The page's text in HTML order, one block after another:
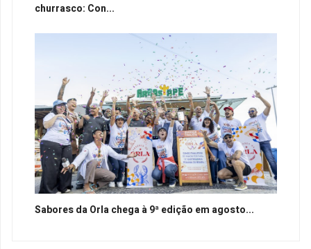
churrasco: Con...
Sabores da Orla chega à 9ª edição em agosto...